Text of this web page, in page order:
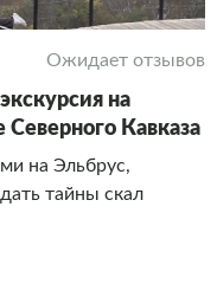
Ожидает отзывов
на
Кавказа
на Эльбрус,
тайны скал